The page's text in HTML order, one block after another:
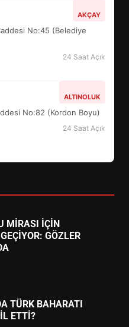
AKÇAY
No:45 (Belediye
24 Saat Açık
ALTINOLUK
No:82 (Kordon Boyu)
24 Saat Açık
SÜRE
KAYITLARI NEYİ
NASIL
MİRASI İÇİN
GÖZLER
TÜRK BAHARATI
ETTİ?